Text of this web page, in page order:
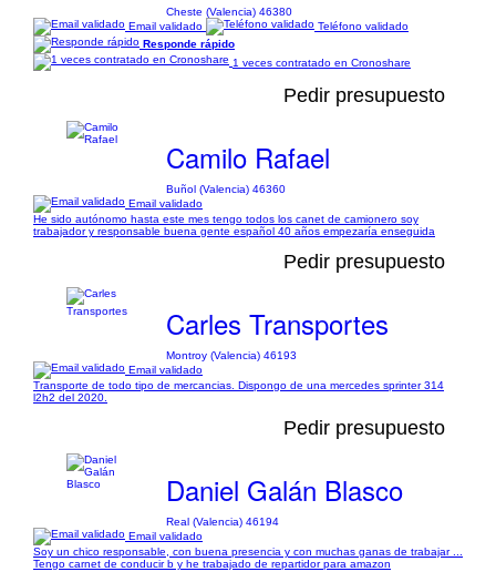
Cheste (Valencia) 46380
Email validado
Teléfono validado
Responde rápido
1 veces contratado en Cronoshare
Pedir presupuesto
Camilo Rafael
Buñol (Valencia) 46360
Email validado
He sido autónomo hasta este mes tengo todos los canet de camionero soy
trabajador y responsable buena gente español 40 años empezaría enseguida
Pedir presupuesto
Carles Transportes
Montroy (Valencia) 46193
Email validado
Transporte de todo tipo de mercancias. Dispongo de una mercedes sprinter 314
l2h2 del 2020.
Pedir presupuesto
Daniel Galán Blasco
Real (Valencia) 46194
Email validado
Soy un chico responsable, con buena presencia y con muchas ganas de trabajar ...
Tengo carnet de conducir b y he trabajado de repartidor para amazon